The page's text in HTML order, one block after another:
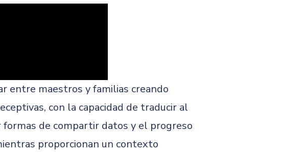
entre maestros y familias creando
con la capacidad de traducir al
de compartir datos y el progreso
proporcionan un contexto